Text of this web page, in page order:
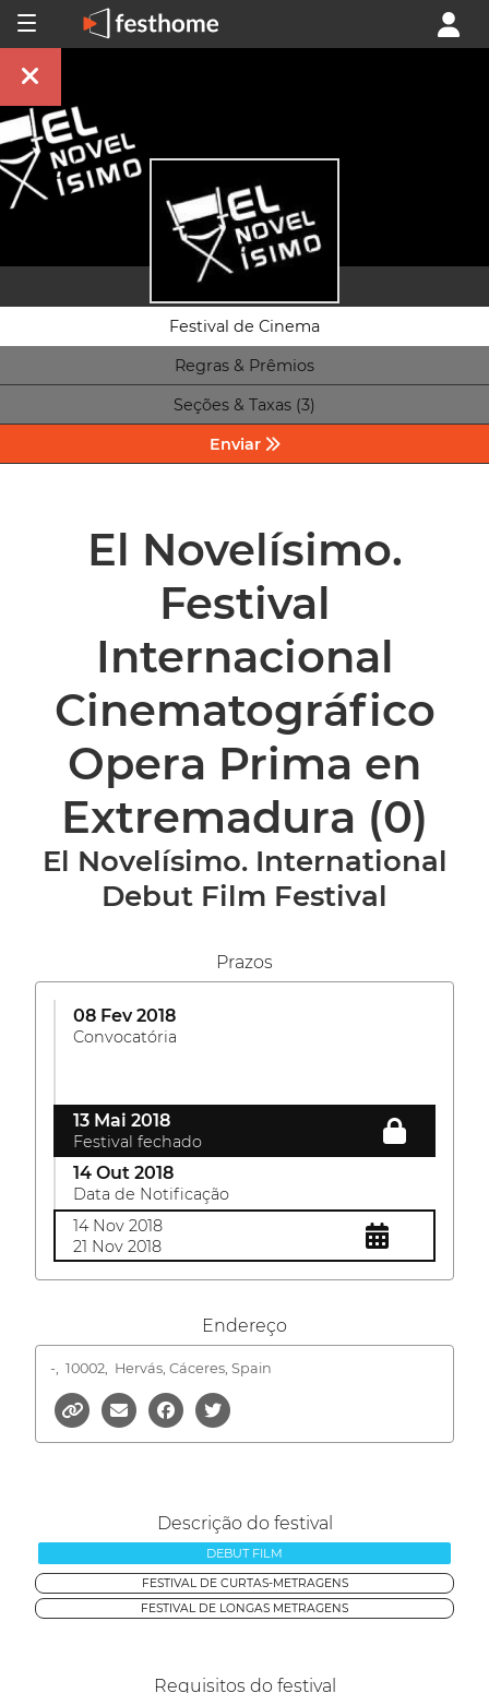
Festival de Cinema
Regras & Prêmios
Seções & Taxas (3)
Enviar
El Novelísimo.
Festival
Internacional
Cinematográfico
Opera Prima en
Extremadura (0)
El Novelísimo. International
Debut Film Festival
Prazos
08 Fev 2018
Convocatória
13 Mai 2018
Festival fechado
14 Out 2018
Data de Notificação
14 Nov 2018
21 Nov 2018
Endereço
-, 10002, Hervás, Cáceres, Spain
Descrição do festival
DEBUT FILM
FESTIVAL DE CURTAS-METRAGENS
FESTIVAL DE LONGAS METRAGENS
Requisitos do festival